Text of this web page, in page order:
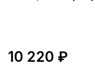
10 220 ₽